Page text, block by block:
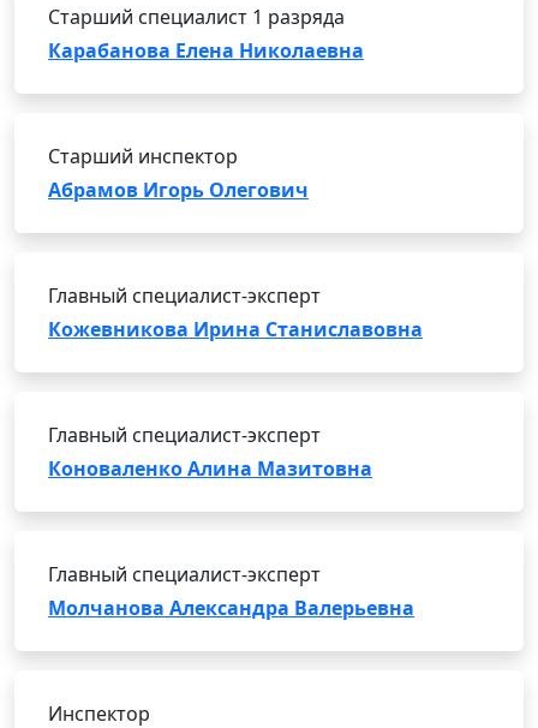
Старший специалист 1 разряда
Карабанова Елена Николаевна
Старший инспектор
Абрамов Игорь Олегович
Главный специалист-эксперт
Кожевникова Ирина Станиславовна
Главный специалист-эксперт
Коноваленко Алина Мазитовна
Главный специалист-эксперт
Молчанова Александра Валерьевна
Инспектор